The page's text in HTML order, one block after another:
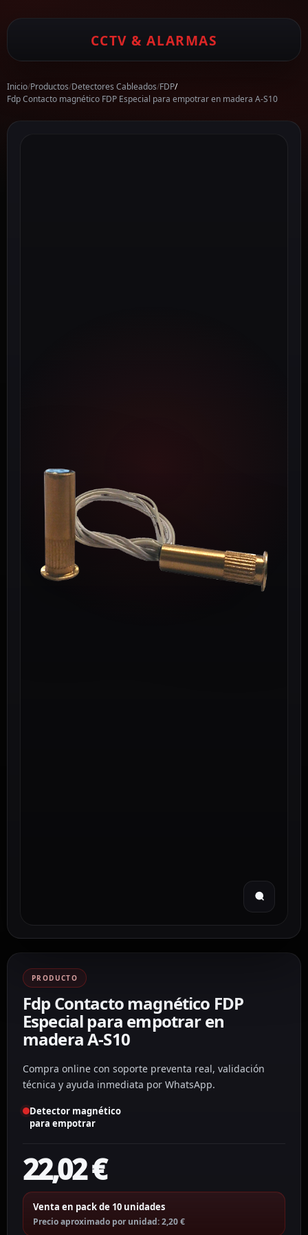
CCTV & ALARMAS
Inicio/Productos/Detectores Cableados/FDP/
Fdp Contacto magnético FDP Especial para empotrar en madera A-S10
PRODUCTO
Fdp Contacto magnético FDP
Especial para empotrar en
madera A-S10
Compra online con soporte preventa real, validación
técnica y ayuda inmediata por WhatsApp.
Detector magnético
para empotrar
22,02€
Venta en pack de 10 unidades
Precio aproximado por unidad: 2,20 €